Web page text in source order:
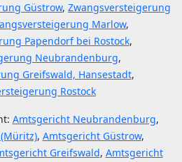
Güstrow, Zwangsversteigerung
Marlow,
Papendorf bei Rostock,
Neubrandenburg,
Greifswald, Hansestadt,
Rostock
Amtsgericht Neubrandenburg,
, Amtsgericht Güstrow,
Greifswald, Amtsgericht